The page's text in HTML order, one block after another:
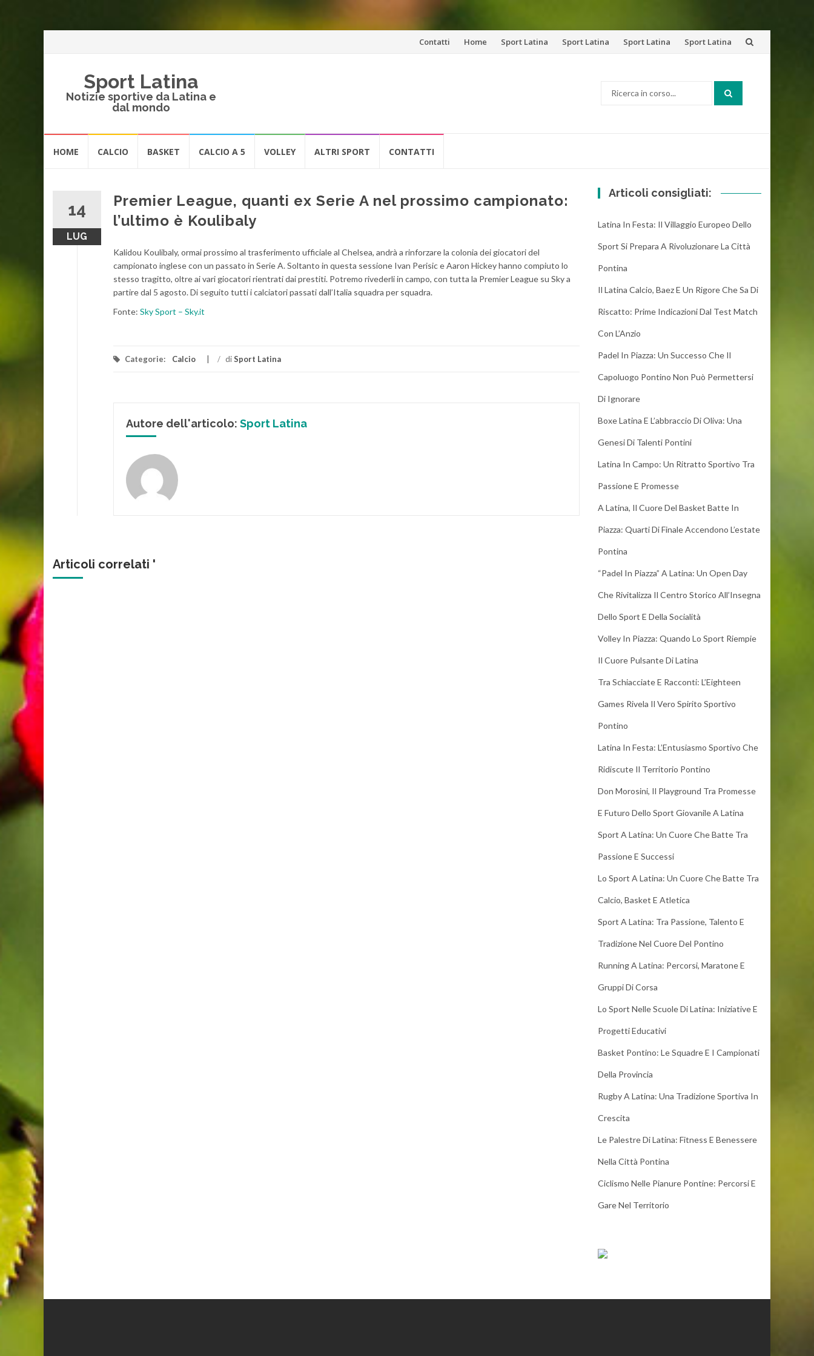
VaiContatti Home Sport Latina Sport Latina Sport Latina Sport Latina
Sport Latina
Notizie sportive da Latina e
dal mondo
HOME CALCIO BASKET CALCIO A 5 VOLLEY ALTRI SPORT CONTATTI
14
LUG
Premier League, quanti ex Serie A nel prossimo campionato:
l’ultimo è Koulibaly
Kalidou Koulibaly, ormai prossimo al trasferimento ufficiale al Chelsea, andrà a rinforzare la colonia dei giocatori del
campionato inglese con un passato in Serie A. Soltanto in questa sessione Ivan Perisic e Aaron Hickey hanno compiuto lo
stesso tragitto, oltre ai vari giocatori rientrati dai prestiti. Potremo rivederli in campo, con tutta la Premier League su Sky a
partire dal 5 agosto. Di seguito tutti i calciatori passati dall’Italia squadra per squadra.
Fonte: Sky Sport – Sky.it
Categorie: Calcio / diSport Latina
Autore dell'articolo: Sport Latina
Articoli correlati '
Articoli consigliati:
Latina In Festa: Il Villaggio Europeo Dello
Sport Si Prepara A Rivoluzionare La Città
Pontina
Il Latina Calcio, Baez E Un Rigore Che Sa Di
Riscatto: Prime Indicazioni Dal Test Match
Con L’Anzio
Padel In Piazza: Un Successo Che Il
Capoluogo Pontino Non Può Permettersi
Di Ignorare
Boxe Latina E L’abbraccio Di Oliva: Una
Genesi Di Talenti Pontini
Latina In Campo: Un Ritratto Sportivo Tra
Passione E Promesse
A Latina, Il Cuore Del Basket Batte In
Piazza: Quarti Di Finale Accendono L’estate
Pontina
“Padel In Piazza” A Latina: Un Open Day
Che Rivitalizza Il Centro Storico All’Insegna
Dello Sport E Della Socialità
Volley In Piazza: Quando Lo Sport Riempie
Il Cuore Pulsante Di Latina
Tra Schiacciate E Racconti: L’Eighteen
Games Rivela Il Vero Spirito Sportivo
Pontino
Latina In Festa: L’Entusiasmo Sportivo Che
Ridiscute Il Territorio Pontino
Don Morosini, Il Playground Tra Promesse
E Futuro Dello Sport Giovanile A Latina
Sport A Latina: Un Cuore Che Batte Tra
Passione E Successi
Lo Sport A Latina: Un Cuore Che Batte Tra
Calcio, Basket E Atletica
Sport A Latina: Tra Passione, Talento E
Tradizione Nel Cuore Del Pontino
Running A Latina: Percorsi, Maratone E
Gruppi Di Corsa
Lo Sport Nelle Scuole Di Latina: Iniziative E
Progetti Educativi
Basket Pontino: Le Squadre E I Campionati
Della Provincia
Rugby A Latina: Una Tradizione Sportiva In
Crescita
Le Palestre Di Latina: Fitness E Benessere
Nella Città Pontina
Ciclismo Nelle Pianure Pontine: Percorsi E
Gare Nel Territorio